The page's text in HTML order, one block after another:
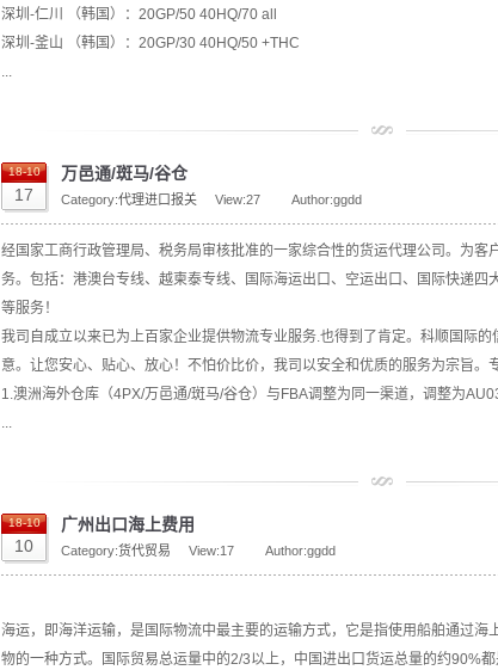
深圳-仁川 （韩国）：20GP/50 40HQ/70 all
深圳-釜山 （韩国）：20GP/30 40HQ/50 +THC
...
18-10
17
万邑通/斑马/谷仓
Category:代理进口报关 View:27 Author:ggdd
经国家工商行政管理局、税务局审核批准的一家综合性的货运代理公司。为客
务。包括：港澳台专线、越柬泰专线、国际海运出口、空运出口、国际快递四
等服务！
我司自成立以来已为上百家企业提供物流专业服务.也得到了肯定。科顺国际
意。让您安心、贴心、放心！不怕价比价，我司以安全和优质的服务为宗旨。
1.澳洲海外仓库（4PX/万邑通/斑马/谷仓）与FBA调整为同一渠道，调整为
...
18-10
10
广州出口海上费用
Category:货代贸易 View:17 Author:ggdd
海运，即海洋运输，是国际物流中最主要的运输方式，它是指使用船舶通过海
物的一种方式。国际贸易总运量中的2/3以上，中国进出口货运总量的约90%